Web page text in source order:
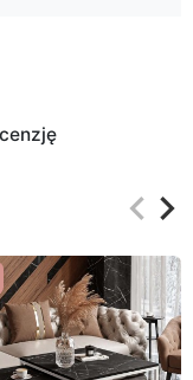
keyboard_arrow_left
keyboard_arrow_right